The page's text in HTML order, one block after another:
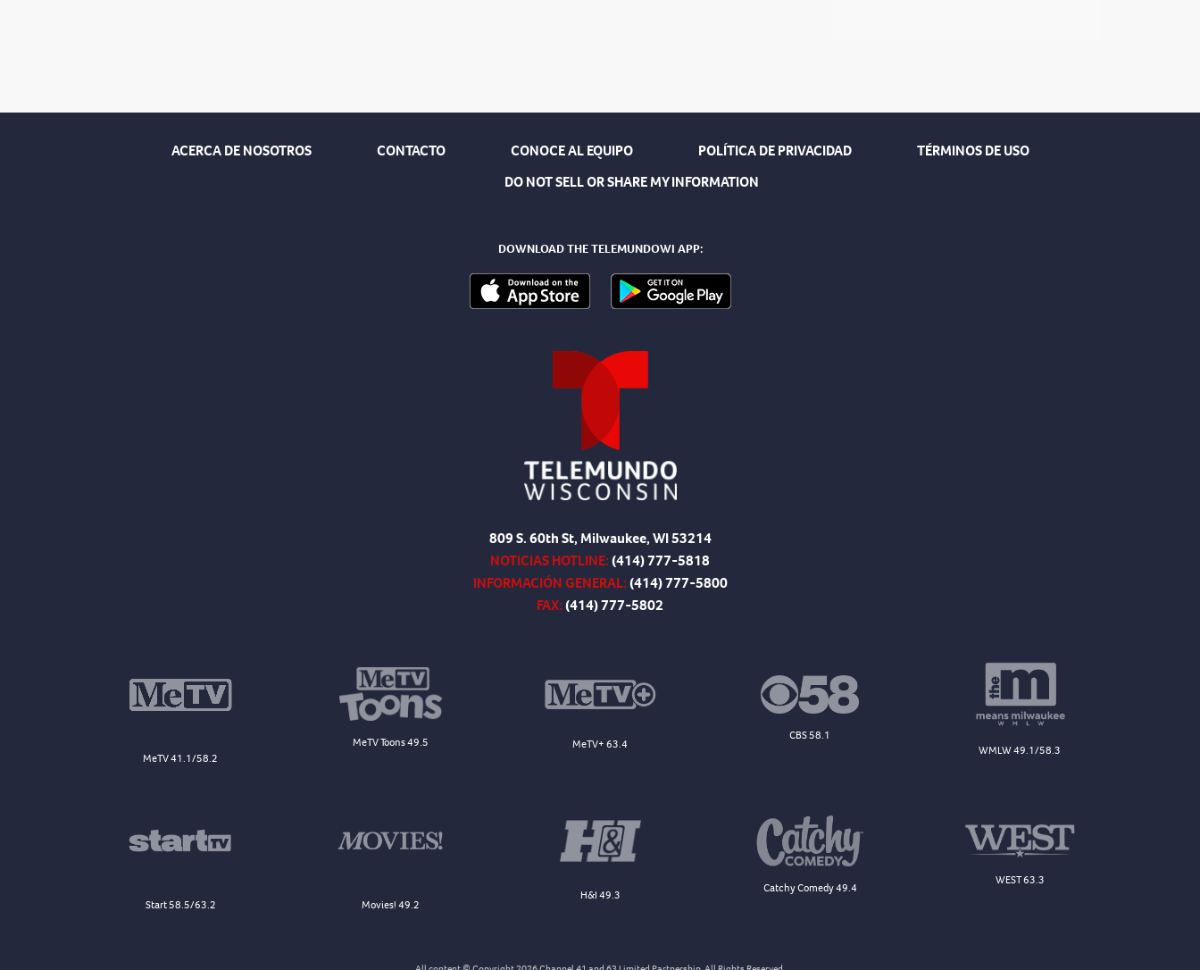
ACERCA DE NOSOTROS CONTACTO CONOCE AL EQUIPO POLÍTICA DE PRIVACIDAD
TÉRMINOS DE USO
DO NOT SELL OR SHARE MY INFORMATION
DOWNLOAD THE TELEMUNDOWI APP:
809 S. 60th St, Milwaukee, WI 53214
NOTICIAS HOTLINE:(414) 777-5818
INFORMACIÓN GENERAL:(414) 777-5800
FAX:(414) 777-5802
MeTV 41.1/58.2
MeTV Toons 49.5 MeTV+ 63.4
CBS 58.1
WMLW 49.1/58.3
Start 58.5/63.2 Movies! 49.2
H&I 49.3
Catchy Comedy 49.4
WEST 63.3